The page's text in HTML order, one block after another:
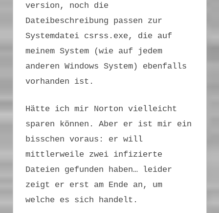
version, noch die
Dateibeschreibung passen zur
Systemdatei csrss.exe, die auf
meinem System (wie auf jedem
anderen Windows System) ebenfalls
vorhanden ist.
Hätte ich mir Norton vielleicht
sparen können. Aber er ist mir ein
bisschen voraus: er will
mittlerweile zwei infizierte
Dateien gefunden haben… leider
zeigt er erst am Ende an, um
welche es sich handelt.